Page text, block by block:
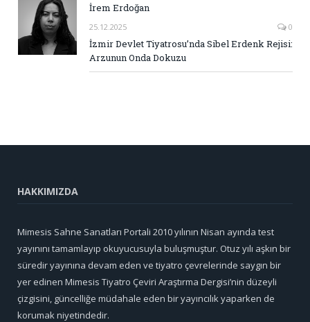
İrem Erdoğan
25.12.2025 0
İzmir Devlet Tiyatrosu’nda Sibel Erdenk Rejisi:
Arzunun Onda Dokuzu
HAKKIMIZDA
Mimesis Sahne Sanatları Portali 2010 yılının Nisan ayında test
yayınını tamamlayıp okuyucusuyla buluşmuştur. Otuz yılı aşkın bir
süredir yayınına devam eden ve tiyatro çevrelerinde saygın bir
yer edinen Mimesis Tiyatro Çeviri Araştırma Dergisi’nin düzeyli
çizgisini, güncelliğe müdahale eden bir yayıncılık yaparken de
korumak niyetindedir.